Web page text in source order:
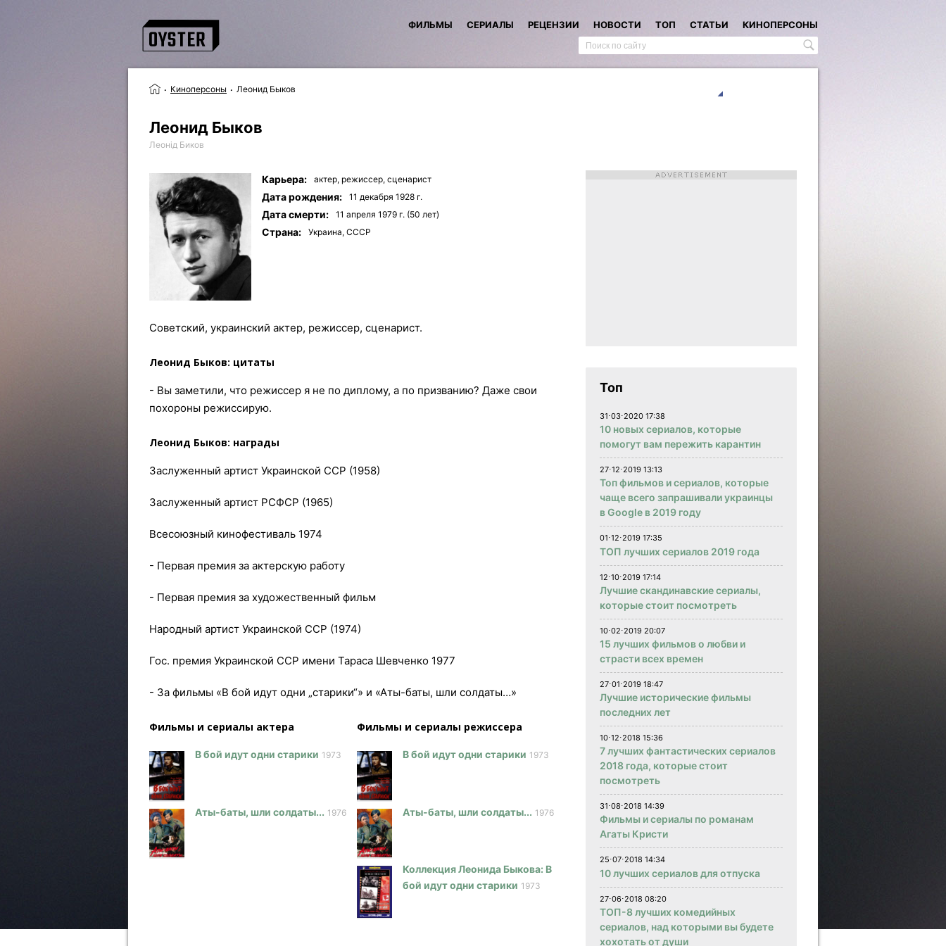
ФИЛЬМЫ СЕРИАЛЫ РЕЦЕНЗИИ НОВОСТИ ТОП СТАТЬИ КИНОПЕРСОНЫ
Киноперсоны Леонид Быков
Леонид Быков
Леонід Биков
Карьера: актер, режиссер, сценарист
Дата рождения: 11 декабря 1928 г.
Дата смерти: 11 апреля 1979 г. (50 лет)
Страна: Украина, СССР
Советский, украинский актер, режиссер, сценарист.
Леонид Быков: цитаты
- Вы заметили, что режиссер я не по диплому, а по призванию? Даже свои
похороны режиссирую.
Леонид Быков: награды
Заслуженный артист Украинской ССР (1958)
Заслуженный артист РСФСР (1965)
Всесоюзный кинофестиваль 1974
- Первая премия за актерскую работу
- Первая премия за художественный фильм
Народный артист Украинской ССР (1974)
Гос. премия Украинской ССР имени Тараса Шевченко 1977
- За фильмы «В бой идут одни „старики“» и «Аты-баты, шли солдаты…»
Фильмы и сериалы актера
В бой идут одни старики 1973
Аты-баты, шли солдаты... 1976
Фильмы и сериалы режисcера
В бой идут одни старики 1973
Аты-баты, шли солдаты... 1976
Коллекция Леонида Быкова: В
бой идут одни старики 1973
Топ
31⋅03⋅2020 17:38
10 новых сериалов, которые
помогут вам пережить карантин
27⋅12⋅2019 13:13
Топ фильмов и сериалов, которые
чаще всего запрашивали украинцы
в Google в 2019 году
01⋅12⋅2019 17:35
ТОП лучших сериалов 2019 года
12⋅10⋅2019 17:14
Лучшие скандинавские сериалы,
которые стоит посмотреть
10⋅02⋅2019 20:07
15 лучших фильмов о любви и
страсти всех времен
27⋅01⋅2019 18:47
Лучшие исторические фильмы
последних лет
10⋅12⋅2018 15:36
7 лучших фантастических сериалов
2018 года, которые стоит
посмотреть
31⋅08⋅2018 14:39
Фильмы и сериалы по романам
Агаты Кристи
25⋅07⋅2018 14:34
10 лучших сериалов для отпуска
27⋅06⋅2018 08:20
ТОП-8 лучших комедийных
сериалов, над которыми вы будете
хохотать от души